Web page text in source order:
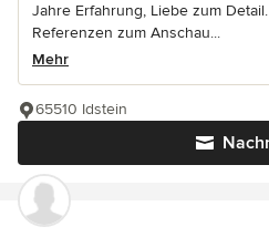
Jahre Erfahrung, Liebe zum
Referenzen zum Anschau...
Mehr
65510 Idstein